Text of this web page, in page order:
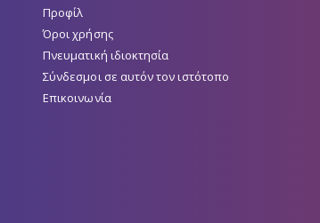
Προφίλ
Όροι χρήσης
Πνευματική ιδιοκτησία
Σύνδεσμοι σε αυτόν τον ιστότοπο
Επικοινωνία